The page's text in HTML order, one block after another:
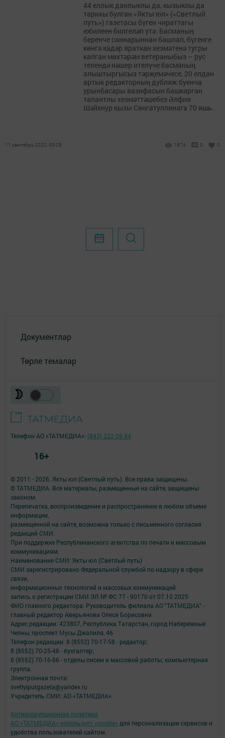
44 еллык данлыклы да, кызыклы да
тарихы булган «Якты юл» («Светлый
путь») газетасы бүген чираттагы
юбилеен билгеләп үтә. Басманың
беренче саннарыннан башлап, бүгенге
көнгә кадәр яраткан хезмәтенә тугры
калган мөхтәрәм ветераныбыз – рус
телендә нәшер ителүче басманың
алыштыргысыз тәрҗемәчесе, 20 елдан
артык редакторның дубляж буенча
урынбасары вазифасын башкарган
талантлы хезмәттәшебез Әлфия
Шәйхнур кызы Сөнгатуллинага 70 яшь.
11 сентябрь 2020, 09:05 1674 0 0
Документлар
Төрле темалар
© 2011 - 2026. Якты юл (Светлый путь). Все права защищены.
© ТАТМЕДИА. Все материалы, размещенные на сайте, защищены
законом.
Перепечатка, воспроизведение и распространение в любом объеме
информации,
размещенной на сайте, возможна только с письменного согласия
редакций СМИ.
При поддержке Республиканского агентства по печати и массовым
коммуникациям.
Наименование СМИ: Якты юл (Светлый путь)
СМИ зарегистрировано Федеральной службой по надзору в сфере
связи,
информационных технологий и массовых коммуникаций
запись о регистрации СМИ ЭЛ № ФС 77 - 90170 от 07.10.2025
ФИО главного редактора: Руководитель филиала АО "ТАТМЕДИА" -
главный редактор Аверьянова Олеся Борисовна
Адрес редакции: 423807, Республика Татарстан, город Набережные
Челны, проспект Мусы Джалиля, 46
Телефон редакции: 8 (8552) 70-17-58 - редактор;
8 (8552) 70-25-48 - бухгалтер;
8 (8552) 70-16-86 - отделы писем и массовой работы; компьютерная
группа.
Электронная почта:
svetlyiputgazeta@yandex.ru
Учредитель СМИ: АО «ТАТМЕДИА»
Антикоррупционная политика
АО «ТАТМЕДИА» использует «cookie» для персонализации сервисов и
удобства пользователей сайтом.
Телефон АО «ТАТМЕДИА»: (843) 222 09 84
16+